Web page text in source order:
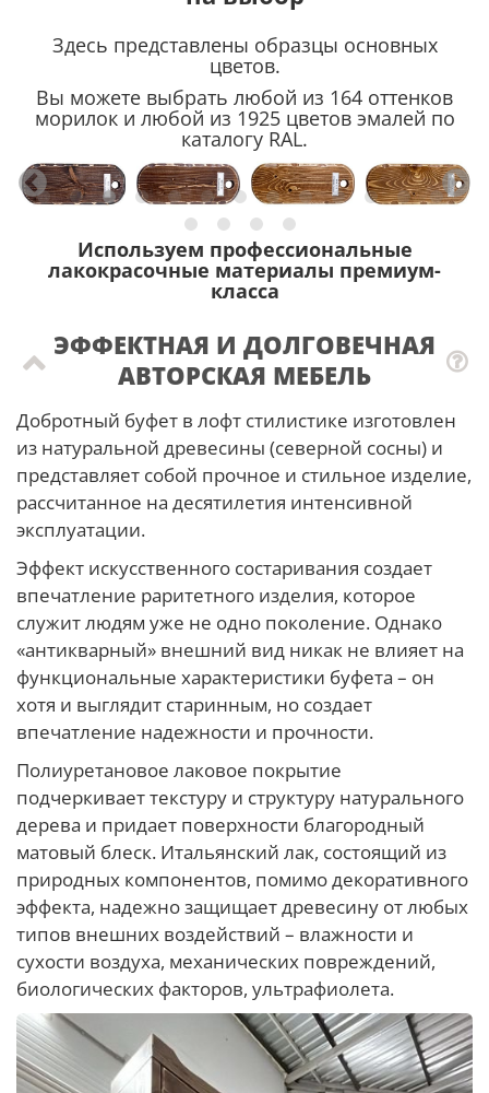
Здесь представлены образцы основных
цветов.
Вы можете выбрать любой из 164 оттенков
морилок и любой из 1925 цветов эмалей по
каталогу RAL.
Используем профессиональные
лакокрасочные материалы премиум-
класса
ЭФФЕКТНАЯ И ДОЛГОВЕЧНАЯ
АВТОРСКАЯ МЕБЕЛЬ
Добротный буфет в лофт стилистике изготовлен
из натуральной древесины (северной сосны) и
представляет собой прочное и стильное изделие,
рассчитанное на десятилетия интенсивной
эксплуатации.
Эффект искусственного состаривания создает
впечатление раритетного изделия, которое
служит людям уже не одно поколение. Однако
«антикварный» внешний вид никак не влияет на
функциональные характеристики буфета – он
хотя и выглядит старинным, но создает
впечатление надежности и прочности.
Полиуретановое лаковое покрытие
подчеркивает текстуру и структуру натурального
дерева и придает поверхности благородный
матовый блеск. Итальянский лак, состоящий из
природных компонентов, помимо декоративного
эффекта, надежно защищает древесину от любых
типов внешних воздействий – влажности и
сухости воздуха, механических повреждений,
биологических факторов, ультрафиолета.